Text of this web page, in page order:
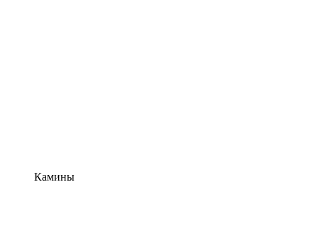
Камины